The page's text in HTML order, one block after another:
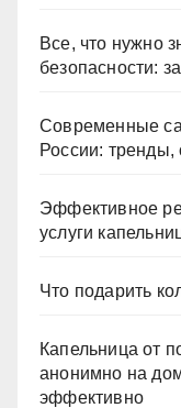
Все, что нужно
безопасности:
Современные
России: тренды,
Эффективное
услуги
Что подарить
Капельница от
анонимно на
эффективно